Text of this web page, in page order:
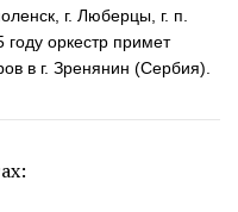
г. Люберцы, г. п.
оркестр примет
в г. Зренянин (Сербия).